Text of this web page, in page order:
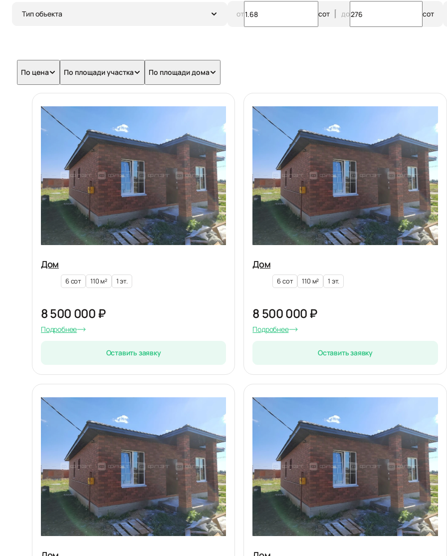
Тип объекта от сот до сот
По цена По площади участка По площади дома
Дом
6 сот 110 м² 1 эт.
8 500 000 ₽
Подробнее
Оставить заявку
Дом
6 сот 110 м² 1 эт.
8 500 000 ₽
Подробнее
Оставить заявку